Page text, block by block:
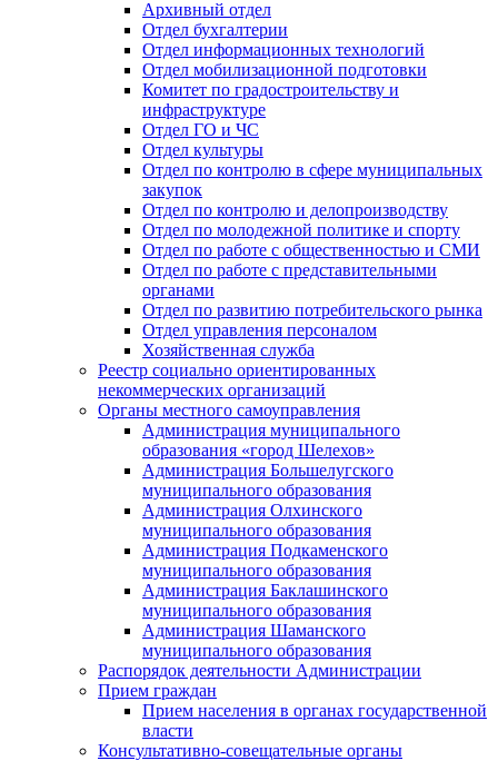
Архивный отдел
Отдел бухгалтерии
Отдел информационных технологий
Отдел мобилизационной подготовки
Комитет по градостроительству и
инфраструктуре
Отдел ГО и ЧС
Отдел культуры
Отдел по контролю в сфере муниципальных
закупок
Отдел по контролю и делопроизводству
Отдел по молодежной политике и спорту
Отдел по работе с общественностью и СМИ
Отдел по работе с представительными
органами
Отдел по развитию потребительского рынка
Отдел управления персоналом
Хозяйственная служба
Реестр социально ориентированных
некоммерческих организаций
Органы местного самоуправления
Администрация муниципального
образования «город Шелехов»
Администрация Большелугского
муниципального образования
Администрация Олхинского
муниципального образования
Администрация Подкаменского
муниципального образования
Администрация Баклашинского
муниципального образования
Администрация Шаманского
муниципального образования
Распорядок деятельности Администрации
Прием граждан
Прием населения в органах государственной
власти
Консультативно-совещательные органы